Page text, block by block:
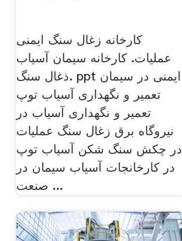
کارخانه زغال سنگ ایمنی
عملیات. کارخانه سیمان آسیاب
ذغال سنگ. ppt ایمنی در سیمان
تعمیر و نگهداری آسیاب توپ
تعمیر و نگهداری آسیاب در
نیروگاه برق زغال سنگ عملیات
در چکش سنگ شکن آسیاب توپ
در کارخانجات آسیاب سیمان در
صنعت ...